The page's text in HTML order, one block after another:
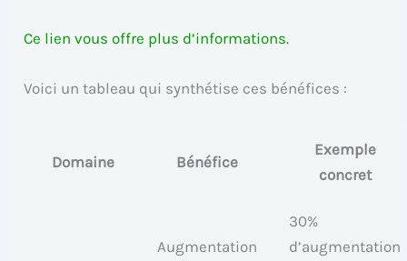
Ce lien vous offre plus d’informations.
Voici un tableau qui synthétise ces bénéfices :
Domaine Bénéfice
Exemple
concret
Augmentation
30%
d’augmentation